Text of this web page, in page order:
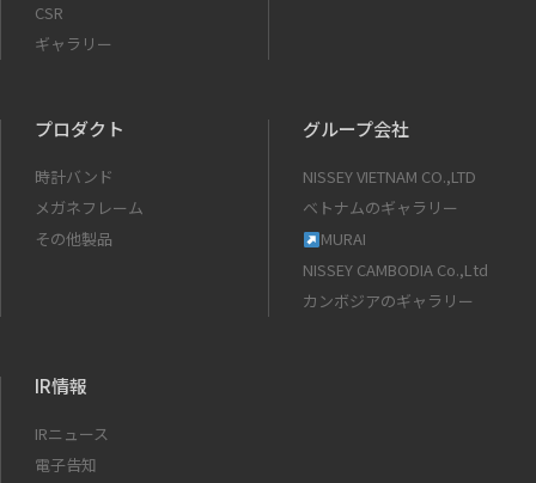
CSR
ギャラリー
プロダクト
時計バンド
メガネフレーム
その他製品
グループ会社
NISSEY VIETNAM CO.,LTD
ベトナムのギャラリー
MURAI
NISSEY CAMBODIA Co.,Ltd
カンボジアのギャラリー
IR情報
IRニュース
電子告知